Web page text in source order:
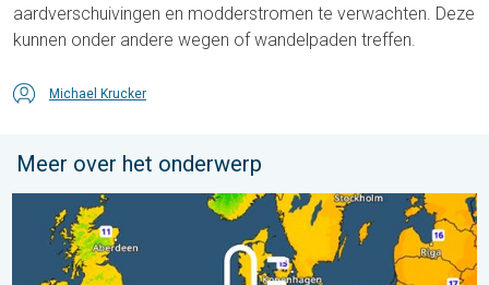
aardverschuivingen en modderstromen te verwachten. Deze
kunnen onder andere wegen of wandelpaden treffen.
Michael Krucker
Meer over het onderwerp
Er komen koelere nachten aan. West- en Midden-Europa. . .